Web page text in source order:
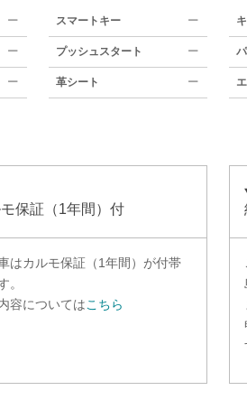
ー
ー
ー
スマートキー ー
プッシュスタート ー
革シート ー
保証（1年間）付
はカルモ保証（1年間） が付帯
。
容についてはこちら